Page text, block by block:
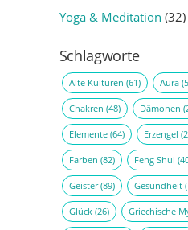
Yoga & Meditation (32)
Schlagworte
Alte Kulturen (61) Aura
Chakren (48) Dämonen
Elemente(64) Erzengel
Farben (82) Feng Shui
Geister(89) Gesundheit
Glück(26) Griechische